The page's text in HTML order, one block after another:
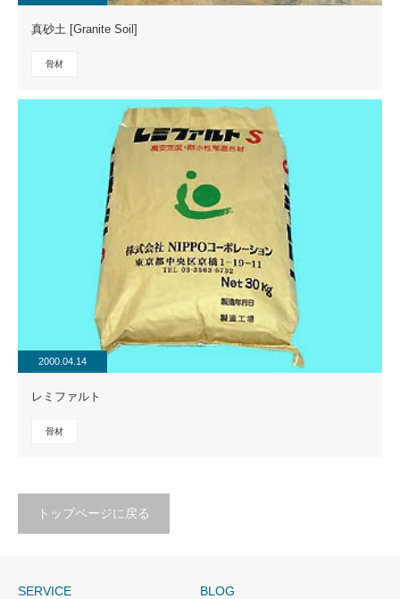
真砂土 [Granite Soil]
骨材
2000.04.14
レミファルト
骨材
トップページに戻る
SERVICE BLOG